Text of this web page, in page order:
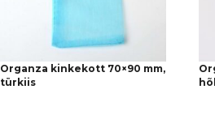
Organza kinkekott 70×90 mm,
türkiis